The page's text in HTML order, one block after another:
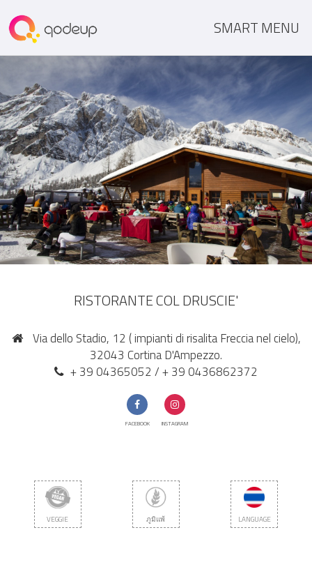
SMART MENU
RISTORANTE COL DRUSCIE'
Via dello Stadio, 12 ( impianti di risalita Freccia nel cielo),
32043 Cortina D'Ampezzo.
+ 39 04365052 / + 39 0436862372
FACEBOOK INSTAGRAM
VEGGIE ภูมิแพ้ LANGUAGE